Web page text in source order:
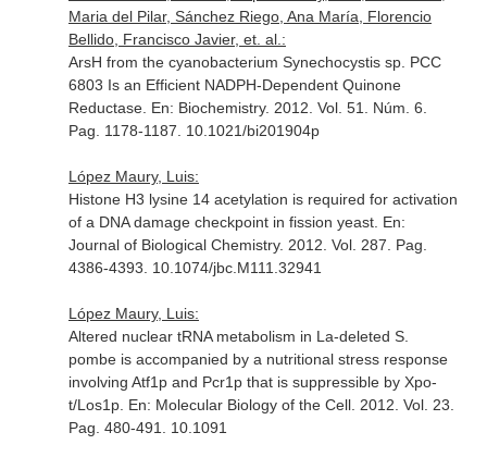
Maria del Pilar, Sánchez Riego, Ana María, Florencio
Bellido, Francisco Javier, et. al.:
ArsH from the cyanobacterium Synechocystis sp. PCC
6803 Is an Efficient NADPH-Dependent Quinone
Reductase. En: Biochemistry. 2012. Vol. 51. Núm. 6.
Pag. 1178-1187. 10.1021/bi201904p
López Maury, Luis:
Histone H3 lysine 14 acetylation is required for activation
of a DNA damage checkpoint in fission yeast. En:
Journal of Biological Chemistry. 2012. Vol. 287. Pag.
4386-4393. 10.1074/jbc.M111.32941
López Maury, Luis:
Altered nuclear tRNA metabolism in La-deleted S.
pombe is accompanied by a nutritional stress response
involving Atf1p and Pcr1p that is suppressible by Xpo-
t/Los1p. En: Molecular Biology of the Cell. 2012. Vol. 23.
Pag. 480-491. 10.1091